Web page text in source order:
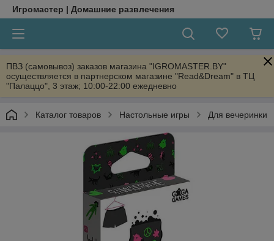
Игромастер | Домашние развлечения
ПВЗ (самовывоз) заказов магазина "IGROMASTER.BY"
осуществляется в партнерском магазине "Read&Dream" в ТЦ
"Палаццо", 3 этаж; 10:00-22:00 ежедневно
Каталог товаров Настольные игры Для вечеринки